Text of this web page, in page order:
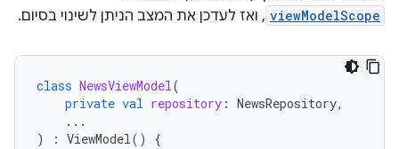
viewModelScope , ואז לעדכן את המצב הניתן לשינוי בסיום.
class NewsViewModel(
private val repository : NewsRepository,
...
)
: ViewModel() {